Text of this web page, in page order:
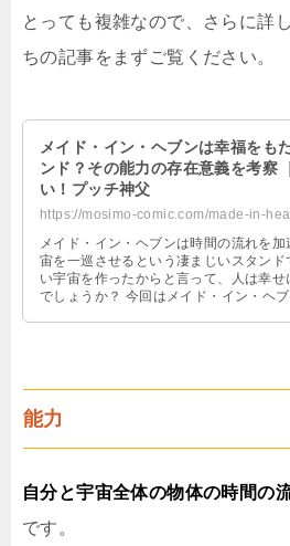
とっても複雑なので、さらに詳
ちの記事をまずご覧ください。
メイド・イン・ヘブンは幸福をも
ンド？その能力の存在意義を考察
い！プッチ神父
https://mosimo-comic.com/made-in-
メイド・イン・ヘブンは時間の流れを加
宙を一巡させるという凄まじいスタンド
い宇宙を作ったからと言って、人は幸せ
でしょうか？ 今回はメイド・イン・ヘ
能力
自分と宇宙全体の物体の時間の
です。